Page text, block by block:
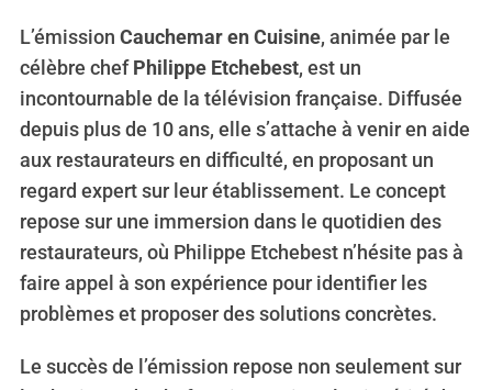
L’émission Cauchemar en Cuisine, animée par le
célèbre chefPhilippe Etchebest, est un
incontournable de la télévision française. Diffusée
depuis plus de 10 ans, elle s’attache à venir en aide
aux restaurateurs en difficulté, en proposant un
regard expert sur leur établissement. Le concept
repose sur une immersion dans le quotidien des
restaurateurs, où Philippe Etchebest n’hésite pas à
faire appel à son expérience pour identifier les
problèmes et proposer des solutions concrètes.
Le succès de l’émission repose non seulement sur